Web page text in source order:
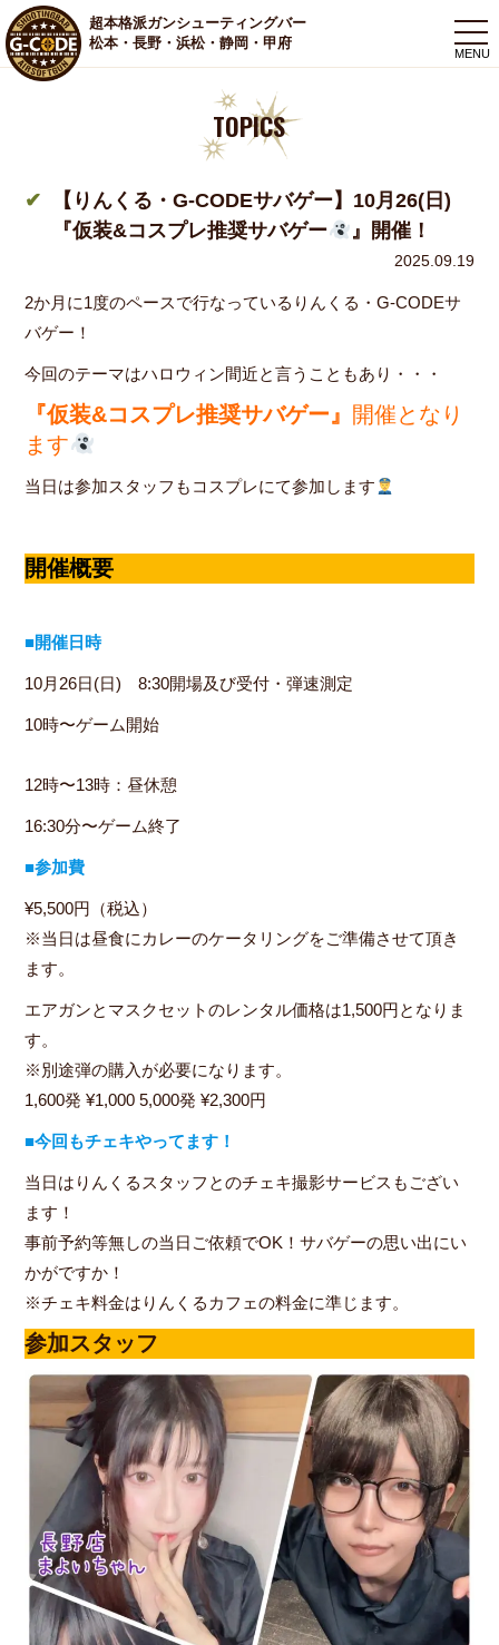
超本格派ガンシューティングバー
松本・長野・浜松・静岡・甲府
TOPICS
【りんくる・G-CODEサバゲー】10月26(日)
『仮装&コスプレ推奨サバゲー
』開催！
2025.09.19
2か月に1度のペースで行なっているりんくる・G-CODEサ
バゲー！
今回のテーマはハロウィン間近と言うこともあり・・・
『仮装&コスプレ推奨サバゲー』 開催となり
ます
当日は参加スタッフもコスプレにて参加します
開催概要
■開催日時
10月26日(日) 8:30開場及び受付・弾速測定
10時〜ゲーム開始
12時〜13時：昼休憩
16:30分〜ゲーム終了
■参加費
¥5,500円（税込）
※当日は昼食にカレーのケータリングをご準備させて頂き
ます。
エアガンとマスクセットのレンタル価格は1,500円となりま
す。
※別途弾の購入が必要になります。
1,600発 ¥1,000 5,000発 ¥2,300円
■今回もチェキやってます！
当日はりんくるスタッフとのチェキ撮影サービスもござい
ます！
事前予約等無しの当日ご依頼でOK！サバゲーの思い出にい
かがですか！
※チェキ料金はりんくるカフェの料金に準じます。
参加スタッフ